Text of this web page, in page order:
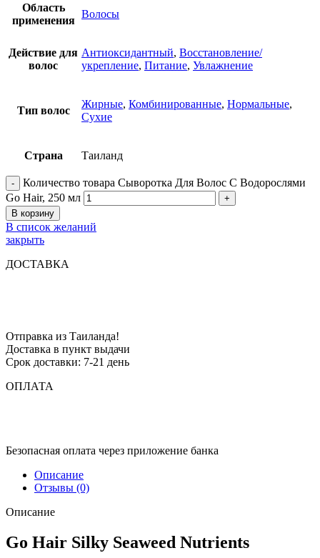
Область
применения
Волосы
Действие для
волос
Антиоксидантный, Восстановление/
укрепление, Питание, Увлажнение
Тип волос
Жирные, Комбинированные, Нормальные,
Сухие
Страна Таиланд
Количество товара Сыворотка Для Волос С Водорослями
Go Hair, 250 мл
В корзину
В список желаний
закрыть
ДОСТАВКА
Отправка из Таиланда!
Доставка в пункт выдачи
Срок доставки: 7-21 день
ОПЛАТА
Безопасная оплата через приложение банка
Описание
Отзывы (0)
Описание
Go Hair Silky Seaweed Nutrients